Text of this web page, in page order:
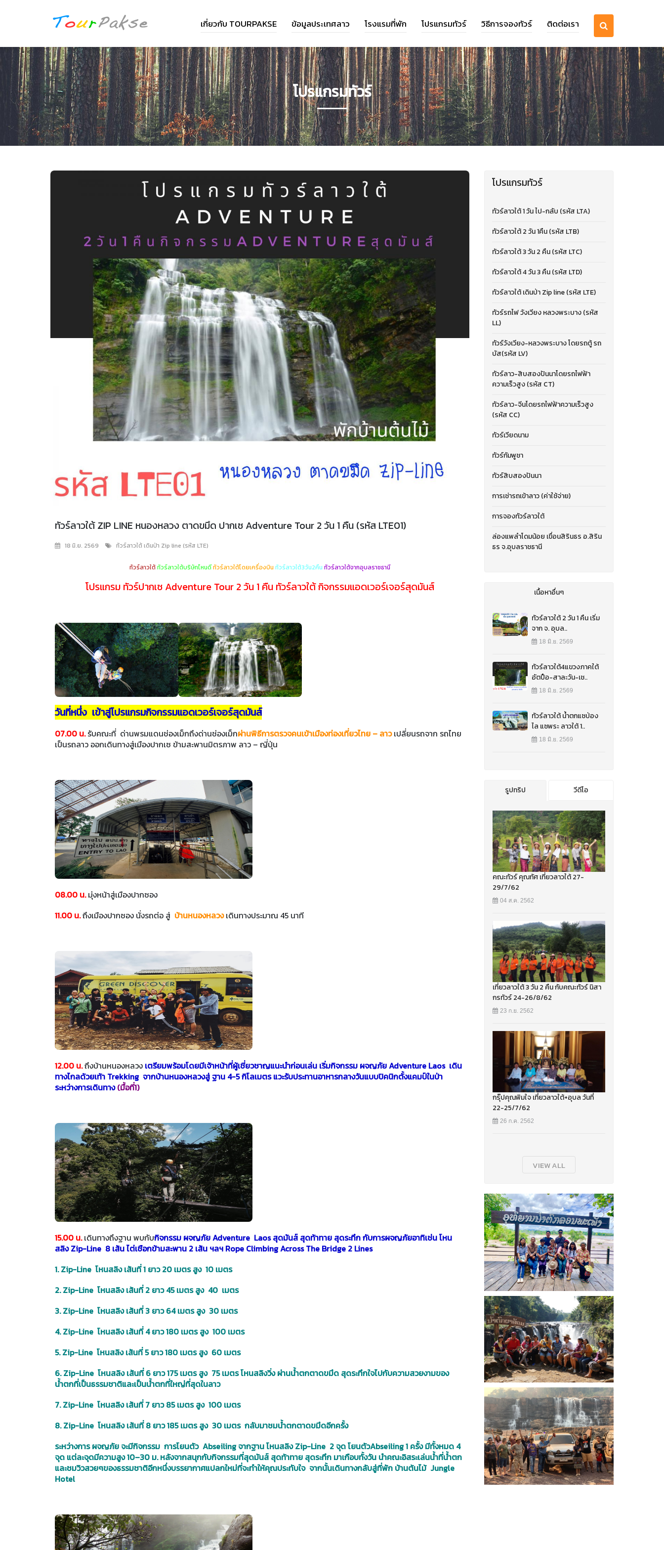
เกี่ยวกับ TOURPAKSE ข้อมูลประเทศลาว โรงแรมที่พัก โปรแกรมทัวร์ วิธีการจองทัวร์ ติดต่อเรา
โปรแกรมทัวร์
ทัวร์ลาวใต้ ZIP LINE หนองหลวง ตาดขมึด ปากเซ Adventure Tour 2 วัน 1 คืน (รหัส LTE01)
18 มิ.ย. 2569 ทัวร์ลาวใต้ เดินป่า Zip line (รหัส LTE)
ทัวร์ลาวใต้ทัวร์ลาวใต้บริษัทไหนดีทัวร์ลาวใต้โดยเครื่องบิน ทัวร์ลาวใต้3วัน2คืน ทัวร์ลาวใต้จากอุบลราชธานี
โปรแกรม ทัวร์ปากเซ Adventure Tour 2 วัน 1 คืน ทัวร์ลาวใต้ กิจกรรมแอดเวอร์เจอร์สุดมันส์
วันที่หนึ่ง เข้าสู่โปรแกรมกิจกรรมแอดเวอร์เจอร์สุดมันส์
07.00 น.รับคณะที่ ด่านพรมแดนช่องเม็กถึงด่านช่องเม็กผ่านพิธีการตรวจคนเข้าเมืองท่องเที่ยวไทย – ลาวเปลี่ยนรถจาก รถไทย
เป็นรถลาว ออกเดินทางสู่เมืองปากเซ ข้ามสะพานมิตรภาพ ลาว – ญี่ปุ่น
08.00 น.มุ่งหน้าสู่เมืองปากซอง
11.00 น.ถึงเมืองปากซอง นั่งรถต่อ สู่ บ้านหนองหลวงเดินทางประมาณ 45 นาที
12.00 น.ถึงบ้านหนองหลวง เตรียมพร้อมโดยมีเจ้าหน้าที่ผู้เชี่ยวชาญแนะนำก่อนเล่น เริ่มกิจกรรม ผจญภัย Adventure Laos เดิน
ทางไกลด้วยเท้า Trekking จากบ้านหนองหลวงสู่ ฐาน 4-5 กิโลเมตร แวะรับประทานอาหารกลางวันแบบปิคนิกตั้งแคมป์ในป่า
ระหว่างการเดินทาง (มื้อที่1)
15.00 น.เดินทางถึงฐาน พบกับกิจกรรม ผจญภัย Adventure Laos สุดมันส์ สุดท้าทาย สุดระทึก กับการผจญภัยอาทิเช่น โหน
สลิง Zip-Line 8 เส้น ไต่เชือกข้ามสะพาน 2 เส้น ฯลฯ Rope Climbing Across The Bridge 2 Lines
1. Zip-Line โหนสลิง เส้นที่ 1 ยาว 20 เมตร สูง 10 เมตร
2. Zip-Line โหนสลิง เส้นที่ 2 ยาว 45 เมตร สูง 40 เมตร
3. Zip-Line โหนสลิง เส้นที่ 3 ยาว 64 เมตร สูง 30 เมตร
4. Zip-Line โหนสลิง เส้นที่ 4 ยาว 180 เมตร สูง 100 เมตร
5. Zip-Line โหนสลิง เส้นที่ 5 ยาว 180 เมตร สูง 60 เมตร
6. Zip-Line โหนสลิง เส้นที่ 6 ยาว 175 เมตร สูง 75 เมตร โหนสลิงวิ่ง ผ่านน้ำตกตาดขมึด สุดระทึกใจไปกับความสวยงามของ
น้ำตกที่เป็นธรรมชาติและเป็นน้ำตกที่ใหญ่ที่สุดในลาว
7. Zip-Line โหนสลิง เส้นที่ 7 ยาว 85 เมตร สูง 100 เมตร
8. Zip-Line โหนสลิง เส้นที่ 8 ยาว 185 เมตร สูง 30 เมตร กลับมาชมน้ำตกตาดขมึดอีกครั้ง
ระหว่างการ ผจญภัย จะมีกิจกรรม การโยนตัว Abseiling จากฐาน โหนสลิง Zip-Line 2 จุด โยนตัวAbseiling 1 ครั้ง มีทั้งหมด 4
จุด แต่ละจุดมีความสูง 10–30 ม. หลังจากสนุกกับกิจกรรมที่สุดมันส์ สุดท้าทาย สุดระทึก มาเกือบทั้งวัน นำคณะอิสระเล่นน้ำที่น้ำตก
และชมวิวสวยๆของธรรมชาติอีกหนึ่งบรรยากาศแปลกใหม่ที่จะทำให้คุณประทับใจ จากนั้นเดินทางกลับสู่ที่พัก บ้านต้นไม้ Jungle
Hotel
โปรแกรมทัวร์
ทัวร์ลาวใต้ 1 วัน ไป-กลับ (รหัส LTA)
ทัวร์ลาวใต้ 2 วัน 1คืน (รหัส LTB)
ทัวร์ลาวใต้ 3 วัน 2 คืน (รหัส LTC)
ทัวร์ลาวใต้ 4 วัน 3 คืน (รหัส LTD)
ทัวร์ลาวใต้ เดินป่า Zip line (รหัส LTE)
ทัวร์รถไฟ วังเวียง หลวงพระบาง (รหัส
LL)
ทัวร์วังเวียง-หลวงพระบาง โดยรถตู้ รถ
บัส(รหัส LV)
ทัวร์ลาว-สิบสองปันนาโดยรถไฟฟ้า
ความเร็วสูง (รหัส CT)
ทัวร์ลาว-จีนโดยรถไฟฟ้าความเร็วสูง
(รหัส CC)
ทัวร์เวียดนาม
ทัวร์กัมพูชา
ทัวร์สิบสองปันนา
การเช่ารถเข้าลาว (ค่าใช้จ่าย)
การจองทัวร์ลาวใต้
ล่องแพลำโดมน้อย เขื่อนสิรินธร อ.สิริน
ธร จ.อุบลราชธานี
เนื้อหาอื่นๆ
ทัวร์ลาวใต้ 2 วัน 1 คืน เริ่ม
จาก จ. อุบล..
18 มิ.ย. 2569
ทัวร์ลาวใต้4แขวงภาคใต้
อัตปือ-สาละวัน-เช..
18 มิ.ย. 2569
ทัวร์ลาวใต้ น้ำตกแซป่อง
ไล แซพระ ลาวใต้ 1..
18 มิ.ย. 2569
รูปทริป วีดีโอ
คณะทัวร์ คุณทัศ เที่ยวลาวใต้ 27-
29/7/62
04 ส.ค. 2562
เที่ยวลาวใต้ 3 วัน 2 คืน กับคณะทัวร์ นิสา
กรทัวร์ 24-26/8/62
23 ก.ย. 2562
กรุ๊ปคุณพิมใจ เที่ยวลาวใต้+อุบล วันที่
22-25/7/62
26 ก.ค. 2562
VIEW ALL